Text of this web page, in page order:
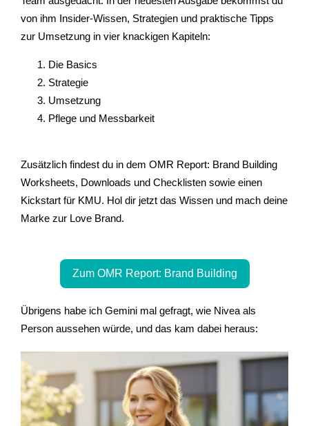
von ihm Insider-Wissen, Strategien und praktische Tipps
zur Umsetzung in vier knackigen Kapiteln:
Die Basics
Strategie
Umsetzung
Pflege und Messbarkeit
Zusätzlich findest du in dem OMR Report: Brand Building
Worksheets, Downloads und Checklisten sowie einen
Kickstart für KMU. Hol dir jetzt das Wissen und mach deine
Marke zur Love Brand.
Zum OMR Report: Brand Building
Übrigens habe ich Gemini mal gefragt, wie Nivea als
Person aussehen würde, und das kam dabei heraus: